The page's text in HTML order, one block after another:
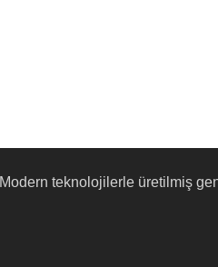
teknolojilerle üretilmiş